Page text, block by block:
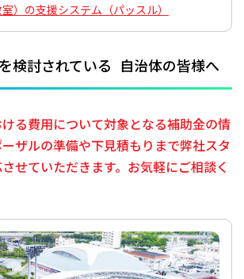
）の支援システム（パッスル）
検討されている 自治体の皆様へ
る費用について対象となる補助金の情
ザルの準備や下見積もりまで弊社スタ
せていただきます。 お気軽にご相談く